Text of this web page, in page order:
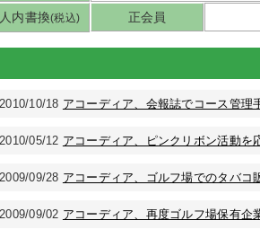
内書換(税込) 正会員
2010/10/18 アコーディア、会報誌でコース管理
2010/05/12 アコーディア、ピンクリボン活動を
2009/09/28 アコーディア、ゴルフ場でのタバコ
2009/09/02 アコーディア、再度ゴルフ場保有企